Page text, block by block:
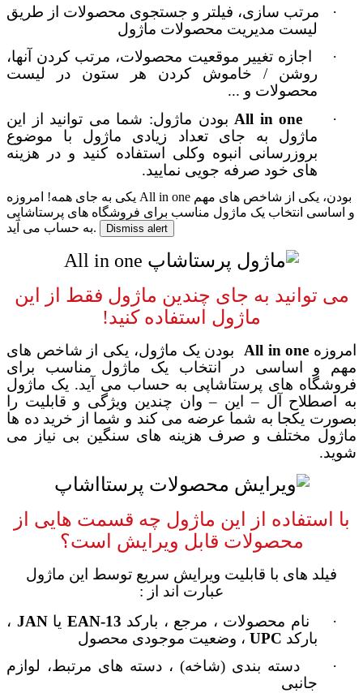
·
مرتب سازی، فیلتر و جستجوی محصولات از طریق
لیست مدیریت محصولات ماژول
·
اجازه تغییر موقعیت محصولات، مرتب کردن آنها،
روشن / خاموش کردن هر ستون در لیست
محصولات و ...
·
All in one بودن ماژول: شما می توانید از این
ماژول به جای تعداد زیادی ماژول با موضوع
بروزرسانی انبوه وکلی استفاده کنید و در هزینه
های خود صرفه جویی نمایید.
یکی به جای همه! امروزه All in one بودن، یکی از شاخص های مهم
و اساسی انتخاب یک ماژول مناسب برای فروشگاه های پرستاشاپی
به حساب می آید.
Dismiss alert
می توانید به جای چندین ماژول فقط از این
ماژول استفاده کنید!
امروزه All in one
بودن یک ماژول، یکی از شاخص های
مهم و اساسی در انتخاب یک ماژول مناسب برای
فروشگاه های پرستاشاپی به حساب می آید. یک ماژول
به اصطلاح آل–این –وان چندین ویژگی و قابلیت را
بصورت یکجا به شما عرضه می کند و شما از خرید ده ها
ماژول مختلف و صرف هزینه های سنگین بی نیاز می
شوید.
با استفاده از این ماژول چه قسمت هایی از
محصولات قابل ویرایش است؟
فیلد های با قابلیت ویرایش سریع توسط این ماژول
عبارت اند از :
·
نام محصولات ، مرجع ، بارکد EAN-13 یاJAN ،
بارکد UPC ، وضعیت موجودی محصول
·
دسته بندی (شاخه) ، دسته های مرتبط، لوازم
جانبی